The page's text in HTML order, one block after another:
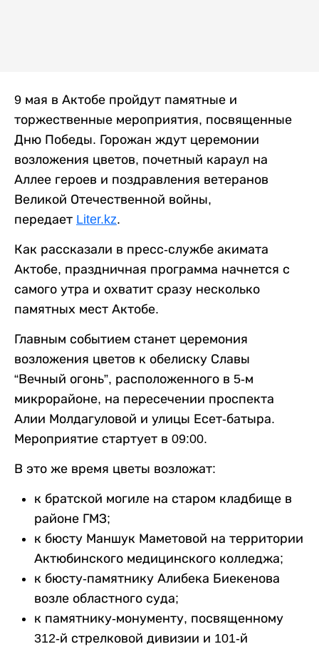
9 мая в Актобе пройдут памятные и
торжественные мероприятия, посвященные
Дню Победы. Горожан ждут церемонии
возложения цветов, почетный караул на
Аллее героев и поздравления ветеранов
Великой Отечественной войны,
передает Liter.kz.
Как рассказали в пресс-службе акимата
Актобе, праздничная программа начнется с
самого утра и охватит сразу несколько
памятных мест Актобе.
Главным событием станет церемония
возложения цветов к обелиску Славы
“Вечный огонь”, расположенного в 5-м
микрорайоне, на пересечении проспекта
Алии Молдагуловой и улицы Есет-батыра.
Мероприятие стартует в 09:00.
В это же время цветы возложат:
к братской могиле на старом кладбище в
районе ГМЗ;
к бюсту Маншук Маметовой на территории
Актюбинского медицинского колледжа;
к бюсту-памятнику Алибека Биекенова
возле областного суда;
к памятнику-монументу, посвященному
312-й стрелковой дивизии и 101-й